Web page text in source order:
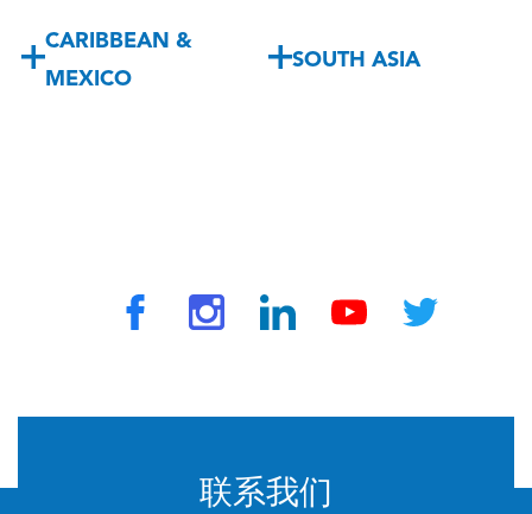
CARIBBEAN &
MEXICO
SOUTH ASIA
联系我们